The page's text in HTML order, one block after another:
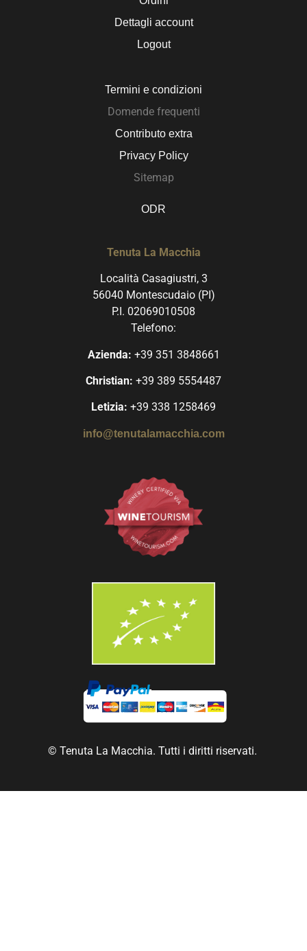
Dettagli account
Logout
Termini e condizioni
Domende frequenti
Contributo extra
Privacy Policy
Sitemap
ODR
Tenuta La Macchia
Località Casagiustri, 3
56040 Montescudaio (PI)
P.I. 02069010508
Telefono:
Azienda: +39 351 3848661
Christian: +39 389 5554487
Letizia: +39 338 1258469
info@tenutalamacchia.com
© Tenuta La Macchia. Tutti i diritti riservati.